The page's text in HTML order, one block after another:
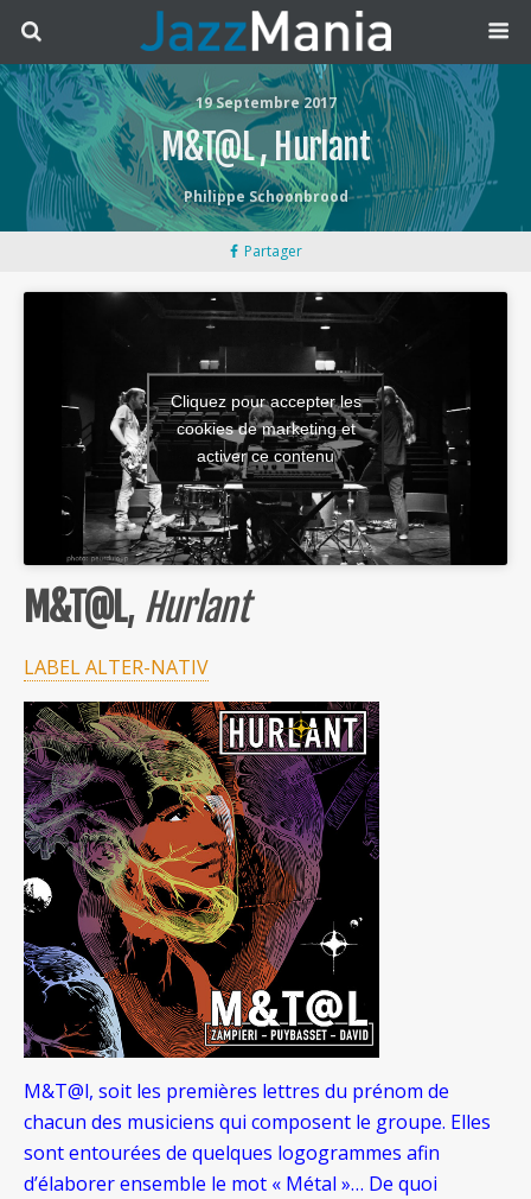
19 Septembre 2017
M&T@L , Hurlant
Philippe Schoonbrood
Partager
Cliquez pour accepter les
cookies de marketing et
activer ce contenu
M&T@L, Hurlant
LABEL ALTER-NATIV
M&T@l, soit les premières lettres du prénom de
chacun des musiciens qui composent le groupe. Elles
sont entourées de quelques logogrammes afin
d’élaborer ensemble le mot « Métal »… De quoi